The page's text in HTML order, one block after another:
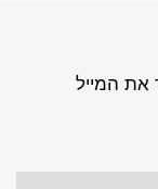
את המייל